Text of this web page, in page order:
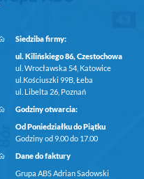
Siedziba firmy:
ul. Kilińskiego 86, Czestochowa
ul. Wrocławska 54, Katowice
ul.Kościuszki 99B, Łeba
ul. Libelta 26, Poznań
Godziny otwarcia:
Od Poniedziałku do Piątku
Godziny od 9.00 do 17.00
Dane do faktury
Grupa ABS Adrian Sadowski